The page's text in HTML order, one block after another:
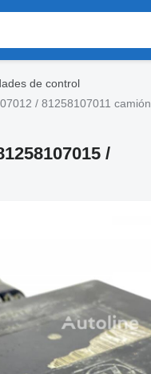
de control
/ 81258107011 camión
/